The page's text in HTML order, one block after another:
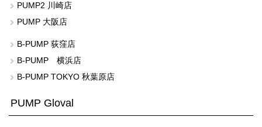
PUMP2 川崎店
PUMP 大阪店
B-PUMP 荻窪店
B-PUMP 横浜店
B-PUMP TOKYO 秋葉原店
PUMP Gloval